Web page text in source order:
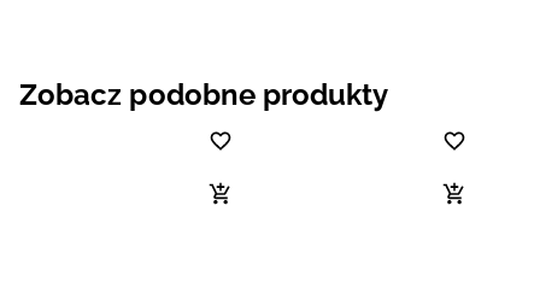
Zobacz podobne produkty